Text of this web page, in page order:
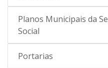
Planos Municipais da
Social
Portarias